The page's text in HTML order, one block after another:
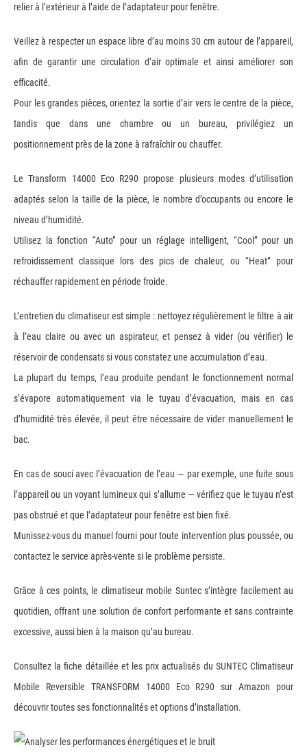
relier à l’extérieur à l’aide de l’adaptateur pour fenêtre.
Veillez à respecter un espace libre d’au moins 30 cm autour de l’appareil,
afin de garantir une circulation d’air optimale et ainsi améliorer son
efficacité.
Pour les grandes pièces, orientez la sortie d’air vers le centre de la pièce,
tandis que dans une chambre ou un bureau, privilégiez un
positionnement près de la zone à rafraîchir ou chauffer.
Le Transform 14000 Eco R290 propose plusieurs modes d’utilisation
adaptés selon la taille de la pièce, le nombre d’occupants ou encore le
niveau d’humidité.
Utilisez la fonction “Auto” pour un réglage intelligent, “Cool” pour un
refroidissement classique lors des pics de chaleur, ou “Heat” pour
réchauffer rapidement en période froide.
L’entretien du climatiseur est simple : nettoyez régulièrement le filtre à air
à l’eau claire ou avec un aspirateur, et pensez à vider (ou vérifier) le
réservoir de condensats si vous constatez une accumulation d’eau.
La plupart du temps, l’eau produite pendant le fonctionnement normal
s’évapore automatiquement via le tuyau d’évacuation, mais en cas
d’humidité très élevée, il peut être nécessaire de vider manuellement le
bac.
En cas de souci avec l’évacuation de l’eau — par exemple, une fuite sous
l’appareil ou un voyant lumineux qui s’allume — vérifiez que le tuyau n’est
pas obstrué et que l’adaptateur pour fenêtre est bien fixé.
Munissez-vous du manuel fourni pour toute intervention plus poussée, ou
contactez le service après-vente si le problème persiste.
Grâce à ces points, le climatiseur mobile Suntec s’intègre facilement au
quotidien, offrant une solution de confort performante et sans contrainte
excessive, aussi bien à la maison qu’au bureau.
Consultez la fiche détaillée et les prix actualisés du SUNTEC Climatiseur
Mobile Reversible TRANSFORM 14000 Eco R290 sur Amazon pour
découvrir toutes ses fonctionnalités et options d’installation.